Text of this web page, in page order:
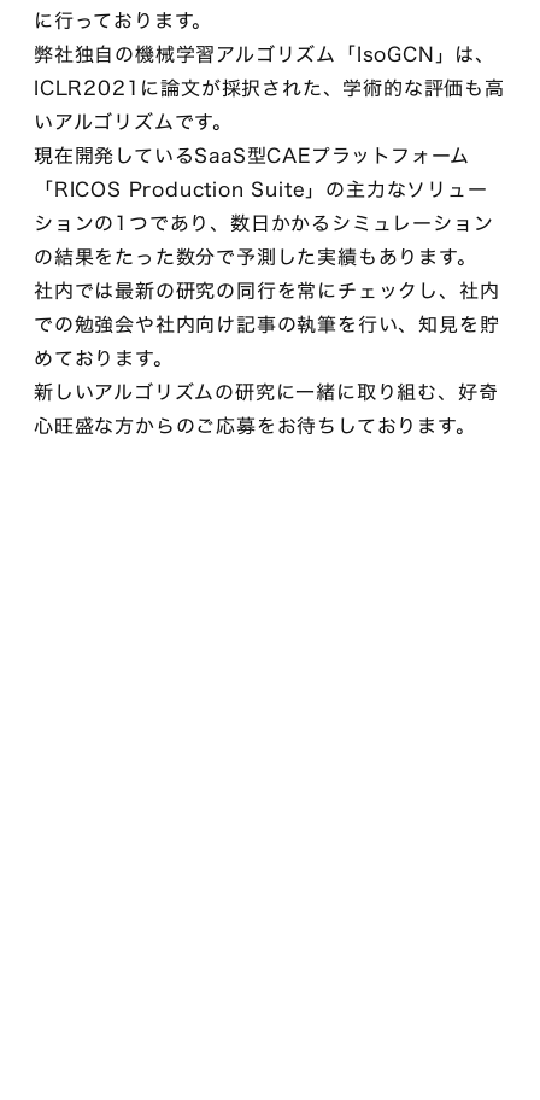
に行っております。
弊社独自の機械学習アルゴリズム「IsoGCN」は、
ICLR2021に論文が採択された、学術的な評価も高
いアルゴリズムです。
現在開発しているSaaS型CAEプラットフォーム
「RICOS Production Suite」の主力なソリュー
ションの1つであり、数日かかるシミュレーション
の結果をたった数分で予測した実績もあります。
社内では最新の研究の同行を常にチェックし、社内
での勉強会や社内向け記事の執筆を行い、知見を貯
めております。
新しいアルゴリズムの研究に一緒に取り組む、好奇
心旺盛な方からのご応募をお待ちしております。